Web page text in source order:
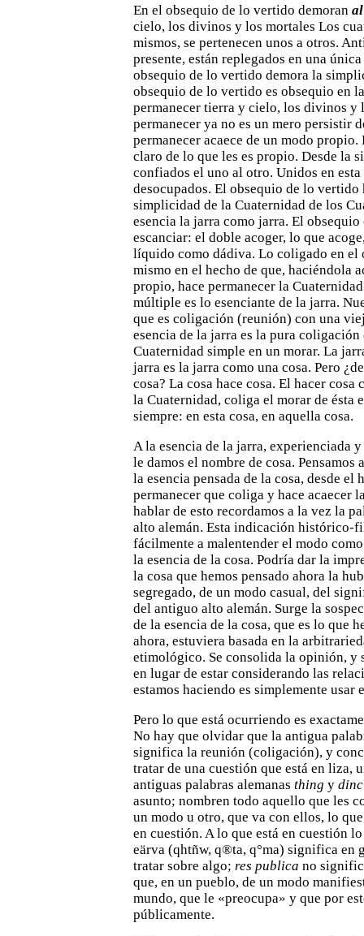
En el obsequio de lo vertido demoran
cielo, los divinos y los mortales Los
mismos, se pertenecen unos a otros.
presente, están replegados en una
obsequio de lo vertido demora la
obsequio de lo vertido es obsequio en
permanecer tierra y cielo, los divinos y
permanecer ya no es un mero persistir
permanecer acaece de un modo propio.
claro de lo que les es propio. Desde la
confiados el uno al otro. Unidos en
desocupados. El obsequio de lo vertido
simplicidad de la Cuaternidad de los
esencia la jarra como jarra. El
escanciar: el doble acoger, lo que
líquido como dádiva. Lo coligado en el
mismo en el hecho de que, haciéndola
propio, hace permanecer la
múltiple es lo esenciante de la jarra.
que es coligación (reunión) con una
esencia de la jarra es la pura coligación
Cuaternidad simple en un morar. La
jarra es la jarra como una cosa. Pero ¿de
cosa? La cosa hace cosa. El hacer
la Cuaternidad, coliga el morar de ésta
siempre: en esta cosa, en aquella cosa.
A la esencia de la jarra, experienciada y
le damos el nombre de cosa. Pensamos
la esencia pensada de la cosa, desde el
permanecer que coliga y hace acaecer
hablar de esto recordamos a la vez la
alto alemán. Esta indicación histórico-
fácilmente a malentender el modo
la esencia de la cosa. Podría dar la
la cosa que hemos pensado ahora la
segregado, de un modo casual, del
del antiguo alto alemán. Surge la
de la esencia de la cosa, que es lo que
ahora, estuviera basada en la
etimológico. Se consolida la opinión, y
en lugar de estar considerando las
estamos haciendo es simplemente usar
Pero lo que está ocurriendo es
No hay que olvidar que la antigua
significa la reunión (coligación), y
tratar de una cuestión que está en liza,
antiguas palabras alemanas thing y dinc
asunto; nombren todo aquello que les
un modo u otro, que va con ellos, lo
en cuestión. A lo que está en cuestión
eärva (qhtñw, q®ta, q°ma) significa en
tratar sobre algo; res publica no
que, en un pueblo, de un modo
mundo, que le «preocupa» y que por
públicamente.